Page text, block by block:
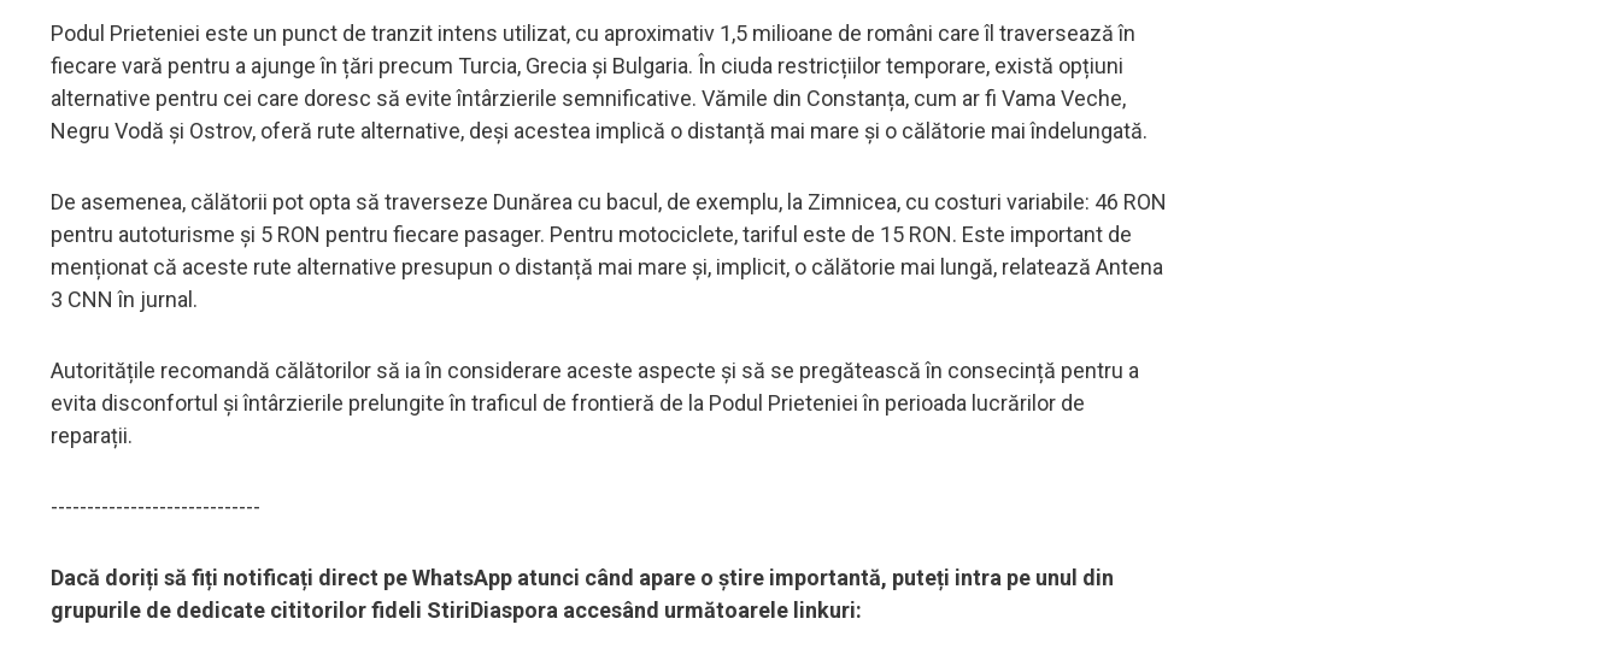
Podul Prieteniei este un punct de tranzit intens utilizat, cu aproximativ 1,5 milioane de români care îl traversează în
fiecare vară pentru a ajunge în țări precum Turcia, Grecia și Bulgaria. În ciuda restricțiilor temporare, există opțiuni
alternative pentru cei care doresc să evite întârzierile semnificative. Vămile din Constanța, cum ar fi Vama Veche,
Negru Vodă și Ostrov, oferă rute alternative, deși acestea implică o distanță mai mare și o călătorie mai îndelungată.
De asemenea, călătorii pot opta să traverseze Dunărea cu bacul, de exemplu, la Zimnicea, cu costuri variabile: 46 RON
pentru autoturisme și 5 RON pentru fiecare pasager. Pentru motociclete, tariful este de 15 RON. Este important de
menționat că aceste rute alternative presupun o distanță mai mare și, implicit, o călătorie mai lungă, relatează Antena
3 CNN în jurnal.
Autoritățile recomandă călătorilor să ia în considerare aceste aspecte și să se pregătească în consecință pentru a
evita disconfortul și întârzierile prelungite în traficul de frontieră de la Podul Prieteniei în perioada lucrărilor de
reparații.
-----------------------------
Dacă doriți să fiți notificați direct pe WhatsApp atunci când apare o știre importantă, puteți intra pe unul din
grupurile de dedicate cititorilor fideli StiriDiaspora accesând următoarele linkuri: